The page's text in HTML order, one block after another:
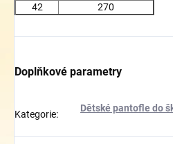
42
270
Doplňkové parametry
Kategorie:
Dětské pantofle do